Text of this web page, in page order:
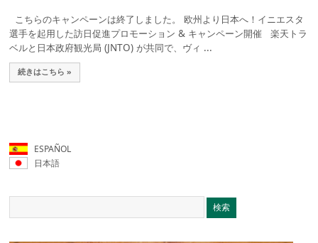
こちらのキャンペーンは終了しました。 欧州より日本へ！イニエスタ
選手を起用した訪日促進プロモーション & キャンペーン開催 楽天トラ
ベルと日本政府観光局 (JNTO) が共同で、ヴィ ...
続きはこちら »
ESPAÑOL
日本語